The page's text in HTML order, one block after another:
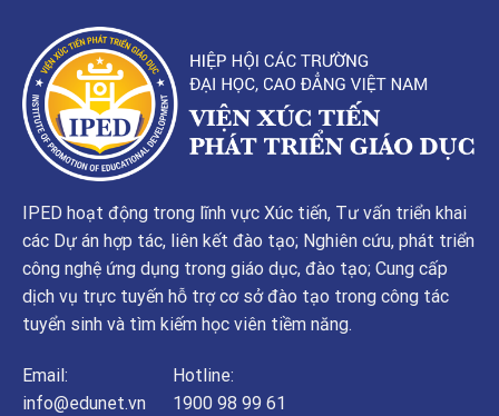
IPED hoạt động trong lĩnh vực Xúc tiến, Tư vấn triển khai
các Dự án hợp tác, liên kết đào tạo; Nghiên cứu, phát triển
công nghệ ứng dụng trong giáo dục, đào tạo; Cung cấp
dịch vụ trực tuyến hỗ trợ cơ sở đào tạo trong công tác
tuyển sinh và tìm kiếm học viên tiềm năng.
Email:
info@edunet.vn
Hotline:
1900 98 99 61